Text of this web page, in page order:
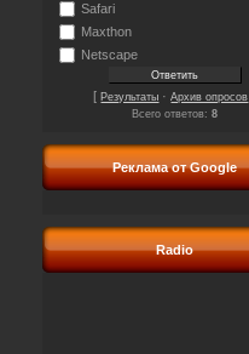
Safari
Maxthon
Netscape
[Результаты ·Архив опросов
Всего ответов: 8
Реклама от Google
Radio